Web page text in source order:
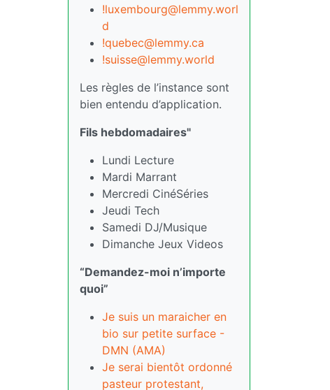
!luxembourg@lemmy.worl
d
!quebec@lemmy.ca
!suisse@lemmy.world
Les règles de l’instance sont
bien entendu d’application.
Fils hebdomadaires"
Lundi Lecture
Mardi Marrant
Mercredi CinéSéries
Jeudi Tech
Samedi DJ/Musique
Dimanche Jeux Videos
“Demandez-moi n’importe
quoi”
Je suis un maraicher en
bio sur petite surface -
DMN (AMA)
Je serai bientôt ordonné
pasteur protestant,